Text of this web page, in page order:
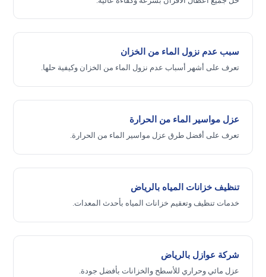
سبب عدم نزول الماء من الخزان
تعرف على أشهر أسباب عدم نزول الماء من الخزان وكيفية حلها.
عزل مواسير الماء من الحرارة
تعرف على أفضل طرق عزل مواسير الماء من الحرارة.
تنظيف خزانات المياه بالرياض
خدمات تنظيف وتعقيم خزانات المياه بأحدث المعدات.
شركة عوازل بالرياض
عزل مائي وحراري للأسطح والخزانات بأفضل جودة.